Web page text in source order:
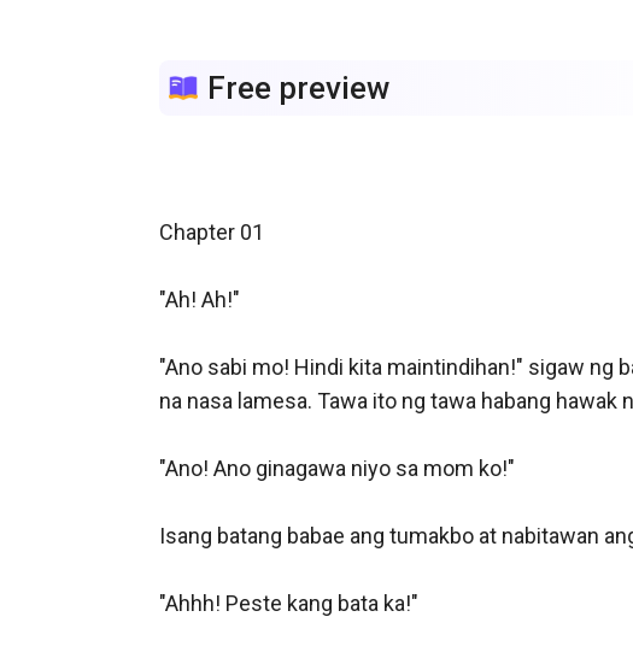
from perfection—but from chaos, sacrifice, and a love
Free preview
Chapter 01
"Ah! Ah!"
"Ano sabi mo! Hindi kita maintindihan!" sigaw ng
na nasa lamesa. Tawa ito ng tawa habang
"Ano! Ano ginagawa niyo sa mom ko!"
Isang batang babae ang tumakbo at nabitawan
"Ahhh! Peste kang bata ka!"